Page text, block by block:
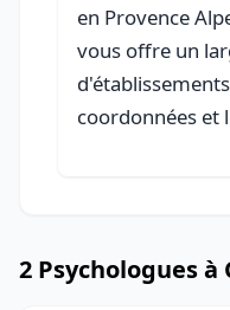
en Provence
vous offre un
coordonnées et
2 Psychologues à